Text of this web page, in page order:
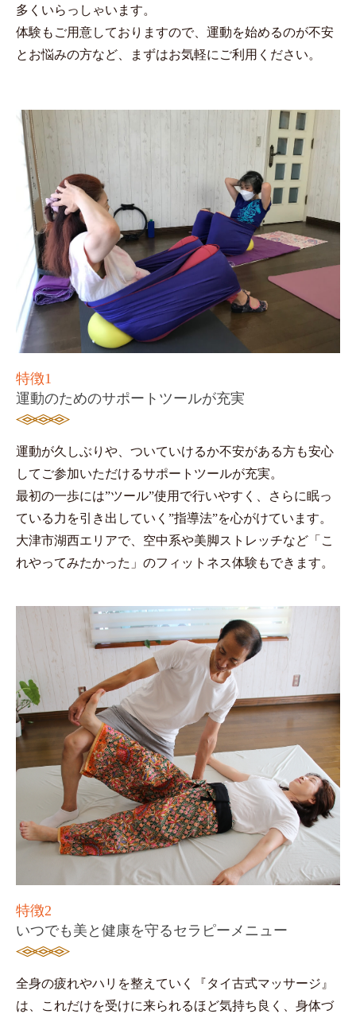
多くいらっしゃいます。
体験もご用意しておりますので、運動を始めるのが不安
とお悩みの方など、まずはお気軽にご利用ください。
特徴1
運動のためのサポートツールが充実
運動が久しぶりや、ついていけるか不安がある方も安心
してご参加いただけるサポートツールが充実。
最初の一歩には”ツール”使用で行いやすく、さらに眠っ
ている力を引き出していく”指導法”を心がけています。
大津市湖西エリアで、空中系や美脚ストレッチなど「こ
れやってみたかった」のフィットネス体験もできます。
特徴2
いつでも美と健康を守るセラピーメニュー
全身の疲れやハリを整えていく『タイ古式マッサージ』
は、これだけを受けに来られるほど気持ち良く、身体づ